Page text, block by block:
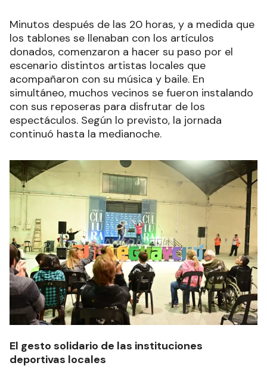
Minutos después de las 20 horas, y a medida que
los tablones se llenaban con los artículos
donados, comenzaron a hacer su paso por el
escenario distintos artistas locales que
acompañaron con su música y baile. En
simultáneo, muchos vecinos se fueron instalando
con sus reposeras para disfrutar de los
espectáculos. Según lo previsto, la jornada
continuó hasta la medianoche.
El gesto solidario de las instituciones
deportivas locales